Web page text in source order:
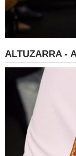
ALTUZARRA -